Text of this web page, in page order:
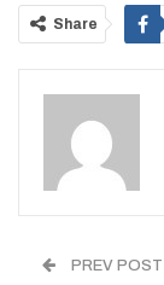
Share
PREV POST